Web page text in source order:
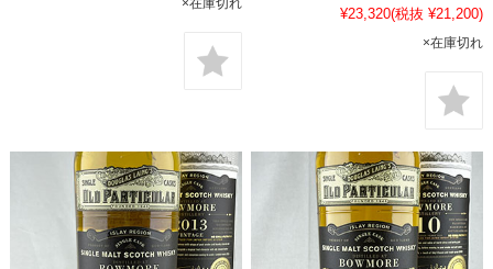
×在庫切れ
¥23,320(税抜 ¥21,200)
×在庫切れ